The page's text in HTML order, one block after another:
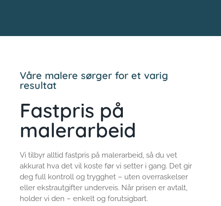
Fastpris på
malerarbeid
Vi tilbyr alltid fastpris på malerarbeid, så du vet
deg full kontroll og trygghet – uten overraskelser
eller ekstrautgifter underveis. Når prisen er avtalt,
holder vi den – enkelt og forutsigbart.